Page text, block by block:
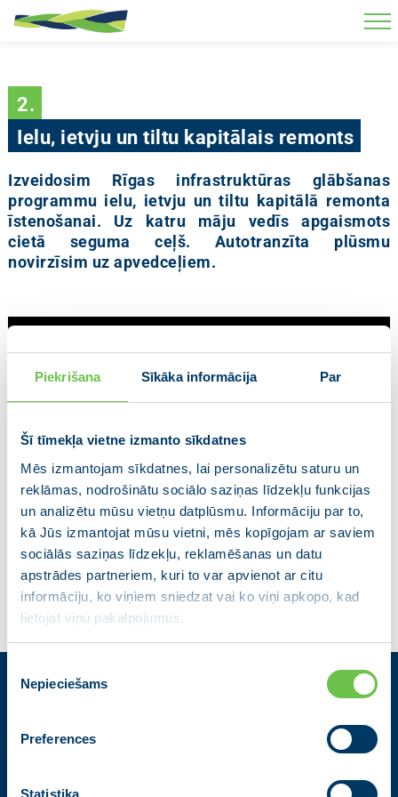
Piekrišana Sīkāka informācija Par
Šī tīmekļa vietne izmanto sīkdatnes
Mēs izmantojam sīkdatnes, lai personalizētu saturu un
reklāmas, nodrošinātu sociālo saziņas līdzekļu funkcijas
un analizētu mūsu vietņu datplūsmu. Informāciju par to,
kā Jūs izmantojat mūsu vietni, mēs kopīgojam ar saviem
sociālās saziņas līdzekļu, reklamēšanas un datu
apstrādes partneriem, kuri to var apvienot ar citu
informāciju, ko viņiem sniedzat vai ko viņi apkopo, kad
lietojat viņu pakalpojumus.
izvēle
Nepieciešams
Preferences
Statistika
Skip to main content
2.
Ielu, ietvju un tiltu kapitālais remonts
Izveidosim Rīgas infrastruktūras glābšanas
programmu ielu, ietvju un tiltu kapitālā remonta
īstenošanai. Uz katru māju vedīs apgaismots
cietā seguma ceļš. Autotranzīta plūsmu
novirzīsim uz apvedceļiem.
Partiju apvienība Jaunā VIENOTĪBA
+371 67205475